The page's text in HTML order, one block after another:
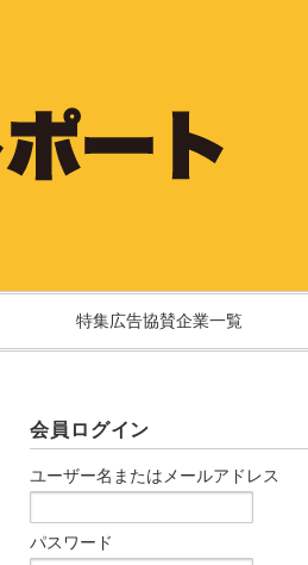
特集広告協賛企業一覧
会員ログイン
ユーザー名またはメールアドレス
パスワード